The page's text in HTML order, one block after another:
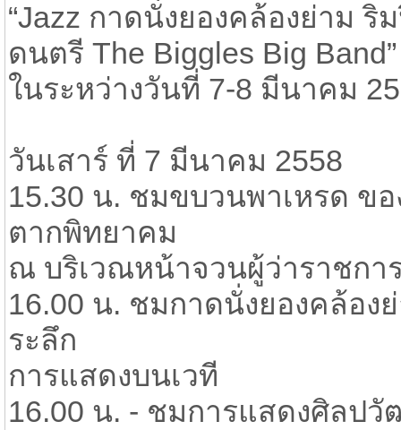
“Jazz กาดนั่งยองคล้องย่าม ริ
ดนตรี The Biggles Big Band”
ในระหว่างวันที่ 7-8 มีนาคม
วันเสาร์ ที่ 7 มีนาคม 2558
15.30 น. ชมขบวนพาเหรด ขอ
ตากพิทยาคม
ณ บริเวณหน้าจวนผู้ว่าราชกา
16.00 น. ชมกาดนั่งยองคล้อง
ระลึก
การแสดงบนเวที
16.00 น. - ชมการแสดงศิลปวั